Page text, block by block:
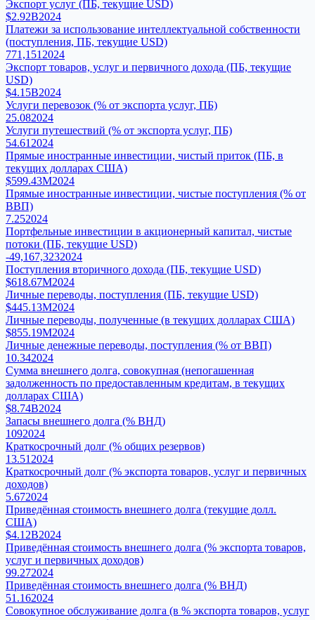
Экспорт услуг (ПБ, текущие USD)
$2.92B2024
Платежи за использование интеллектуальной собственности
(поступления, ПБ, текущие USD)
771,151 2024
Экспорт товаров, услуг и первичного дохода (ПБ, текущие
USD)
$4.15B2024
Услуги перевозок (% от экспорта услуг, ПБ)
25.082024
Услуги путешествий (% от экспорта услуг, ПБ)
54.61 2024
Прямые иностранные инвестиции, чистый приток (ПБ, в
текущих долларах США)
$599.43M2024
Прямые иностранные инвестиции, чистые поступления (% от
ВВП)
7.252024
Портфельные инвестиции в акционерный капитал, чистые
потоки (ПБ, текущие USD)
-49,167,3232024
Поступления вторичного дохода (ПБ, текущие USD)
$618.67M2024
Личные переводы, поступления (ПБ, текущие USD)
$445.13M2024
Личные переводы, полученные (в текущих долларах США)
$855.19M2024
Личные денежные переводы, поступления (% от ВВП)
10.342024
Сумма внешнего долга, совокупная (непогашенная
задолженность по предоставленным кредитам, в текущих
долларах США)
$8.74B2024
Запасы внешнего долга (% ВНД)
1092024
Краткосрочный долг (% общих резервов)
13.51 2024
Краткосрочный долг (% экспорта товаров, услуг и первичных
доходов)
5.672024
Приведённая стоимость внешнего долга (текущие долл.
США)
$4.12B2024
Приведённая стоимость внешнего долга (% экспорта товаров,
услуг и первичных доходов)
99.272024
Приведённая стоимость внешнего долга (% ВНД)
51.162024
Совокупное обслуживание долга (в % экспорта товаров, услуг